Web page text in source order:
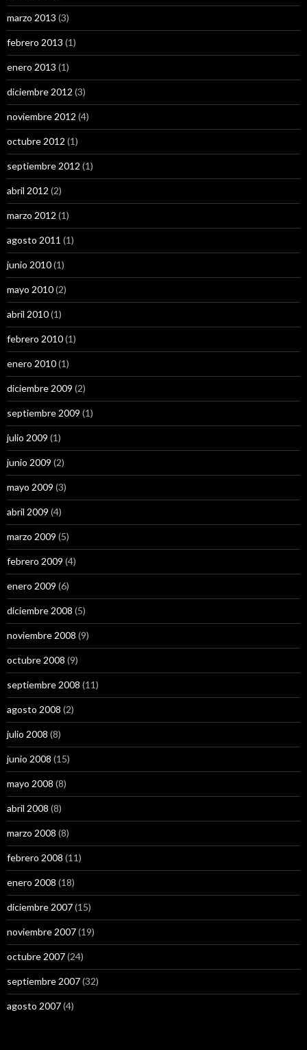
marzo 2013 (3)
febrero 2013 (1)
enero 2013 (1)
diciembre 2012 (3)
noviembre 2012 (4)
octubre 2012 (1)
septiembre 2012 (1)
abril 2012 (2)
marzo 2012 (1)
agosto 2011 (1)
junio 2010(1)
mayo 2010(2)
abril 2010(1)
febrero 2010(1)
enero 2010(1)
diciembre 2009 (2)
septiembre 2009 (1)
julio 2009 (1)
junio 2009 (2)
mayo 2009 (3)
abril 2009 (4)
marzo 2009 (5)
febrero 2009 (4)
enero 2009 (6)
diciembre 2008 (5)
noviembre 2008 (9)
octubre 2008 (9)
septiembre 2008 (11)
agosto 2008 (2)
julio 2008 (8)
junio 2008 (15)
mayo 2008 (8)
abril 2008 (8)
marzo 2008 (8)
febrero 2008 (11)
enero 2008 (18)
diciembre 2007(15)
noviembre 2007(19)
octubre 2007(24)
septiembre 2007(32)
agosto 2007(4)